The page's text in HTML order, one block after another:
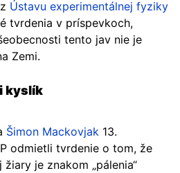
Ústavu experimentálnej fyziky
tvrdenia v príspevkoch,
tento jav nie je
Zemi.
kyslík
Šimon Mackovjak 13.
odmietli tvrdenie o tom, že
je znakom „pálenia“